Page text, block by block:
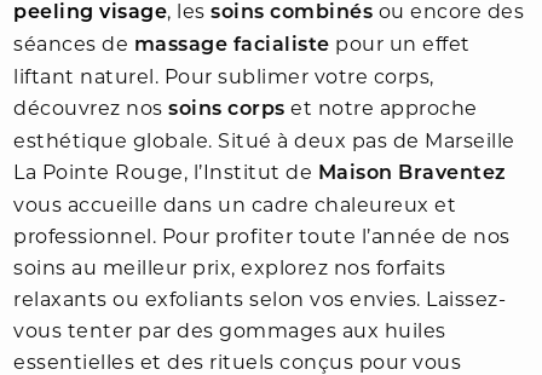
peeling visage, lessoins combinés ou encore des
séances de massage facialiste pour un effet
liftant naturel. Pour sublimer votre corps,
découvrez nossoins corps et notre approche
esthétique globale. Situé à deux pas de Marseille
La Pointe Rouge, l’Institut de Maison Braventez
vous accueille dans un cadre chaleureux et
professionnel. Pour profiter toute l’année de nos
soins au meilleur prix, explorez nos forfaits
relaxants ou exfoliants selon vos envies. Laissez-
vous tenter par des gommages aux huiles
essentielles et des rituels conçus pour vous